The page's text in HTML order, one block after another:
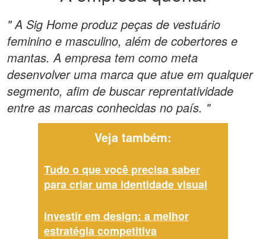
" A Sig Home produz peças de vestuário
feminino e masculino, além de cobertores e
mantas. A empresa tem como meta
desenvolver uma marca que atue em qualquer
segmento, afim de buscar reprentatividade
entre as marcas conhecidas no país. "
Veja também:
Tudo o que você precisa saber
para criar uma identidade visual
Investir em design: a melhor
estratégia competitiva